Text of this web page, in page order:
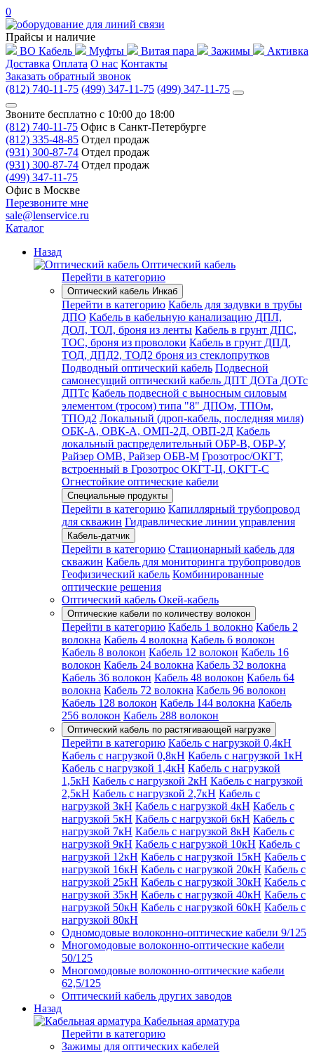
0
Прайсы и наличие
ВО Кабель
Муфты Витая пара Зажимы
Активка
Доставка Оплата О нас Контакты
Заказать обратный звонок
(812) 740-11-75 (499) 347-11-75 (499) 347-11-75
Звоните бесплатно с 10:00 до 18:00
(812) 740-11-75 Офис в Санкт-Петербурге
(812) 335-48-85 Отдел продаж
(931) 300-87-74 Отдел продаж
(931) 300-87-74 Отдел продаж
(499) 347-11-75
Офис в Москве
Перезвоните мне
sale@lenservice.ru
Каталог
Назад
Оптический кабель
Перейти в категорию
Оптический кабель Инкаб
Перейти в категорию Кабель для задувки в трубы
ДПО Кабель в кабельную канализацию ДПЛ,
ДОЛ, ТОЛ, броня из ленты Кабель в грунт ДПС,
ТОС, броня из проволоки Кабель в грунт ДПД,
ТОД, ДПД2, ТОД2 броня из стеклопрутков
Подводный оптический кабель Подвесной
самонесущий оптический кабель ДПТ ДОТа ДОТс
ДПТс Кабель подвесной с выносным силовым
элементом (тросом) типа "8" ДПОм, ТПОм,
ТПОд2 Локальный (дроп-кабель, последняя миля)
ОБК-А, ОВК-А, ОМП-2Д, ОВП-2Д Кабель
локальный распределительный ОБР-В, ОБР-У,
Райзер ОМВ, Райзер ОБВ-М Грозотрос/ОКГТ,
встроенный в Грозотрос ОКГТ-Ц, ОКГТ-С
Огнестойкие оптические кабели
Специальные продукты
Перейти в категорию Капиллярный трубопровод
для скважин Гидравлические линии управления
Кабель-датчик
Перейти в категорию Стационарный кабель для
скважин Кабель для мониторинга трубопроводов
Геофизический кабель Комбинированные
оптические решения
Оптический кабель Окей-кабель
Оптические кабели по количеству волокон
Перейти в категорию Кабель 1 волокно Кабель 2
волокна Кабель 4 волокна Кабель 6 волокон
Кабель 8 волокон Кабель 12 волокон Кабель 16
волокон Кабель 24 волокна Кабель 32 волокна
Кабель 36 волокон Кабель 48 волокон Кабель 64
волокна Кабель 72 волокна Кабель 96 волокон
Кабель 128 волокон Кабель 144 волокна Кабель
256 волокон Кабель 288 волокон
Оптический кабель по растягивающей нагрузке
Перейти в категорию Кабель с нагрузкой 0,4кН
Кабель с нагрузкой 0,8кН Кабель с нагрузкой 1кН
Кабель с нагрузкой 1,4кН Кабель с нагрузкой
1,5кН Кабель с нагрузкой 2кН Кабель с нагрузкой
2,5кН Кабель с нагрузкой 2,7кН Кабель с
нагрузкой 3кН Кабель с нагрузкой 4кН Кабель с
нагрузкой 5кН Кабель с нагрузкой 6кН Кабель с
нагрузкой 7кН Кабель с нагрузкой 8кН Кабель с
нагрузкой 9кН Кабель с нагрузкой 10кН Кабель с
нагрузкой 12кН Кабель с нагрузкой 15кН Кабель с
нагрузкой 16кН Кабель с нагрузкой 20кН Кабель с
нагрузкой 25кН Кабель с нагрузкой 30кН Кабель с
нагрузкой 35кН Кабель с нагрузкой 40кН Кабель с
нагрузкой 50кН Кабель с нагрузкой 60кН Кабель с
нагрузкой 80кН
Одномодовые волоконно-оптические кабели 9/125
Многомодовые волоконно-оптические кабели
50/125
Многомодовые волоконно-оптические кабели
62,5/125
Оптический кабель других заводов
Назад
Кабельная арматура
Перейти в категорию
Зажимы для оптических кабелей